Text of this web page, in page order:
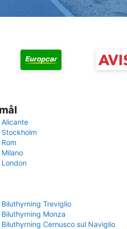
Alicante
Stockholm
Rom
Milano
London
Biluthyrning Treviglio
Biluthyrning Monza
Biluthyrning Cernusco sul Naviglio